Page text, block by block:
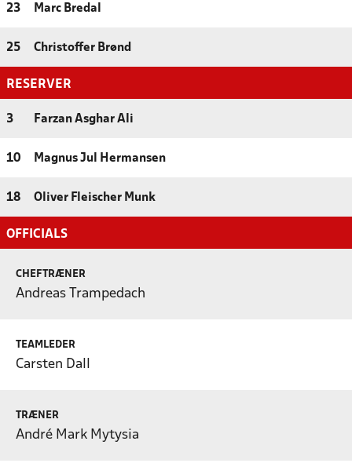
23 Marc Bredal
25 Christoffer Brønd
RESERVER
3 Farzan Asghar Ali
10 Magnus Jul Hermansen
18 Oliver Fleischer Munk
OFFICIALS
CHEFTRÆNER
Andreas Trampedach
TEAMLEDER
Carsten Dall
TRÆNER
André Mark Mytysia